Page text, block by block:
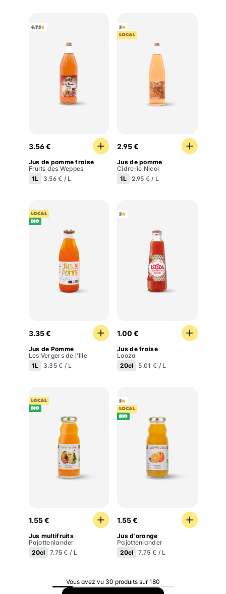
4.75
Jus de pomme fraise
3.56 €
Jus de pomme fraise
Fruits des Weppes
1L
3.56 € / L
5
LOCAL
2.95 €
Jus de pomme
Cidrerie Nicol
1L
2.95 € / L
LOCAL
BIO
3.35 €
Jus de Pomme
Les Vergers de l'Ille
1L
3.35 € / L
5
1.00 €
Jus de fraise
Looza
20cl
5.01 € / L
LOCAL
BIO
1.55 €
Jus multifruits
Pajottenlander
20cl
7.75 € / L
5
LOCAL
BIO
1.55 €
Jus d'orange
Pajottenlander
20cl
7.75 € / L
Vous avez vu 30 produits sur 180